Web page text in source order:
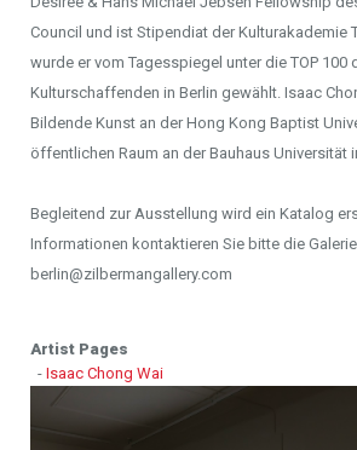
Council und ist Stipendiat der Kulturakademie
wurde er vom Tagesspiegel unter die TOP 100
Kulturschaffenden in Berlin gewählt. Isaac
Bildende Kunst an der Hong Kong Baptist
öffentlichen Raum an der Bauhaus Universität
Begleitend zur Ausstellung wird ein Katalog
Informationen kontaktieren Sie bitte die
berlin@zilbermangallery.com
Artist Pages
- Isaac Chong Wai